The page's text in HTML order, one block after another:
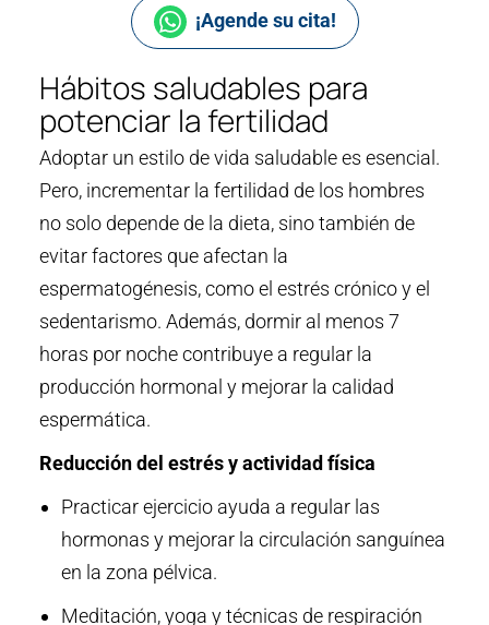
¡Agende su cita!
Hábitos saludables para
potenciar la fertilidad
Adoptar un estilo de vida saludable es esencial.
Pero, incrementar la fertilidad de los hombres
no solo depende de la dieta, sino también de
evitar factores que afectan la
espermatogénesis, como el estrés crónico y el
sedentarismo. Además, dormir al menos 7
horas por noche contribuye a regular la
producción hormonal y mejorar la calidad
espermática.
Reducción del estrés y actividad física
Practicar ejercicio ayuda a regular las
hormonas y mejorar la circulación sanguínea
en la zona pélvica.
Meditación, yoga y técnicas de respiración